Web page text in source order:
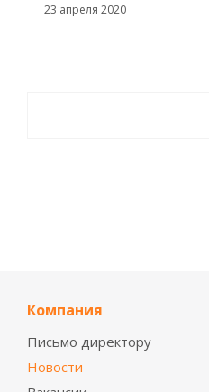
23 апреля 2020
Компания
Письмо директору
Новости